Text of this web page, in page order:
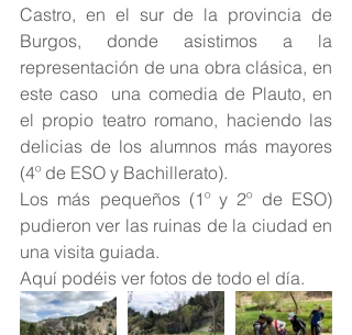
Castro, en el sur de la provincia de
Burgos, donde asistimos a la
representación de una obra clásica, en
este caso  una comedia de Plauto, en
el propio teatro romano, haciendo las
delicias de los alumnos más mayores
(4º de ESO y Bachillerato).
Los más pequeños (1º y 2º de ESO)
pudieron ver las ruinas de la ciudad en
una visita guiada.
Aquí podéis ver fotos de todo el día.